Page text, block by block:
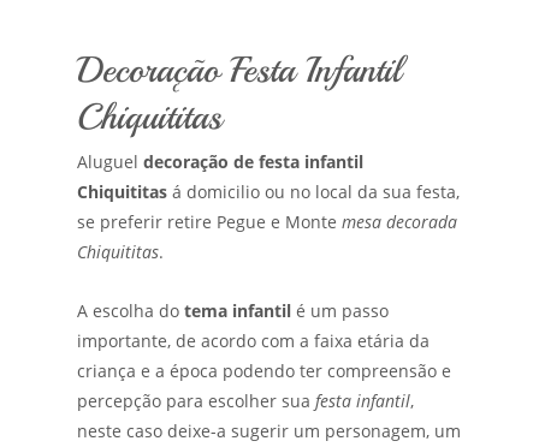
Decoração Festa Infantil
Chiquititas
Aluguel decoração de festa infantil
Chiquititas á domicilio ou no local da sua festa,
se preferir retire Pegue e Monte mesa decorada
Chiquititas.
A escolha do tema infantil é um passo
importante, de acordo com a faixa etária da
criança e a época podendo ter compreensão e
percepção para escolher sua festa infantil,
neste caso deixe-a sugerir um personagem, um